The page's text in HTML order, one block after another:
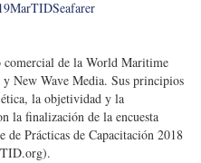
de la World Maritime
New Wave Media. Sus principios
la objetividad y la
la finalización de la encuesta
Prácticas de Capacitación 2018